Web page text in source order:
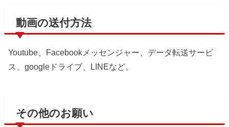
動画の送付方法
Youtube、Facebookメッセンジャー、データ転送サービ
ス、googleドライブ、LINEなど。
その他のお願い